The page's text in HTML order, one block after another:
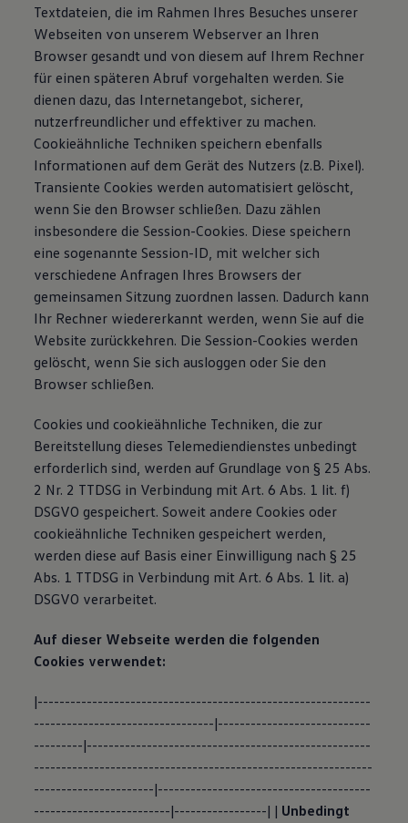
Textdateien, die im Rahmen Ihres Besuches unserer
Webseiten von unserem Webserver an Ihren
Browser gesandt und von diesem auf Ihrem Rechner
für einen späteren Abruf vorgehalten werden. Sie
dienen dazu, das Internetangebot, sicherer,
nutzerfreundlicher und effektiver zu machen.
Cookieähnliche Techniken speichern ebenfalls
Informationen auf dem Gerät des Nutzers (z.B. Pixel).
Transiente Cookies werden automatisiert gelöscht,
wenn Sie den Browser schließen. Dazu zählen
insbesondere die Session-Cookies. Diese speichern
eine sogenannte Session-ID, mit welcher sich
verschiedene Anfragen Ihres Browsers der
gemeinsamen Sitzung zuordnen lassen. Dadurch kann
Ihr Rechner wiedererkannt werden, wenn Sie auf die
Website zurückkehren. Die Session-Cookies werden
gelöscht, wenn Sie sich ausloggen oder Sie den
Browser schließen.
Cookies und cookieähnliche Techniken, die zur
Bereitstellung dieses Telemediendienstes unbedingt
erforderlich sind, werden auf Grundlage von § 25 Abs.
2 Nr. 2 TTDSG in Verbindung mit Art. 6 Abs. 1 lit. f)
DSGVO gespeichert. Soweit andere Cookies oder
cookieähnliche Techniken gespeichert werden,
werden diese auf Basis einer Einwilligung nach § 25
Abs. 1 TTDSG in Verbindung mit Art. 6 Abs. 1 lit. a)
DSGVO verarbeitet.
Auf dieser Webseite werden die folgenden
Cookies verwendet:
|-------------------------------------------------------------
---------------------------------|----------------------------
---------|----------------------------------------------------
--------------------------------------------------------------
----------------------|---------------------------------------
-------------------------|-----------------| | Unbedingt